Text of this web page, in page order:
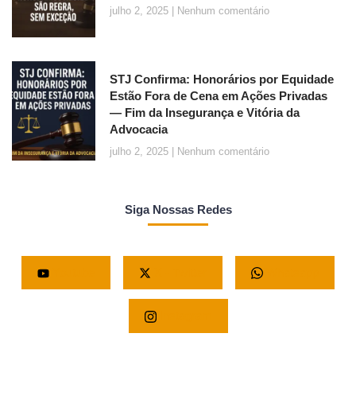
julho 2, 2025 Nenhum comentário
STJ Confirma: Honorários por Equidade
Estão Fora de Cena em Ações Privadas
— Fim da Insegurança e Vitória da
Advocacia
julho 2, 2025 Nenhum comentário
Siga Nossas Redes
Instagram